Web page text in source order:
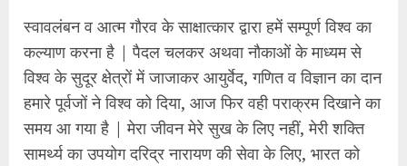
स्वावलंबन व आत्म गौरव के साक्षात्कार द्वारा हमें सम्पूर्ण विश्व का
कल्याण करना है | पैदल चलकर अथवा नौकाओं के माध्यम से
विश्व के सुदूर क्षेत्रों में जाजाकर आयुर्वेद, गणित व विज्ञान का दान
हमारे पूर्वजों ने विश्व को दिया, आज फिर वही पराक्रम दिखाने का
समय आ गया है | मेरा जीवन मेरे सुख के लिए नहीं, मेरी शक्ति
सामर्थ्य का उपयोग दरिद्र नारायण की सेवा के लिए, भारत को